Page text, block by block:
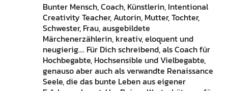
Bunter Mensch, Coach, Künstlerin, Intentional
Creativity Teacher, Autorin, Mutter, Tochter,
Schwester, Frau, ausgebildete
Märchenerzählerin, kreativ, eloquent und
neugierig.... Für Dich schreibend, als Coach für
Hochbegabte, Hochsensible und Vielbegabte,
genauso aber auch als verwandte Renaissance
Seele, die das bunte Leben aus eigener